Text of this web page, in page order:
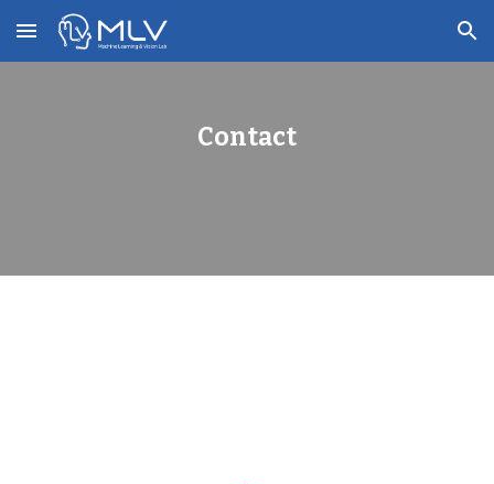
Skip to main content Skip to navigation
Contact